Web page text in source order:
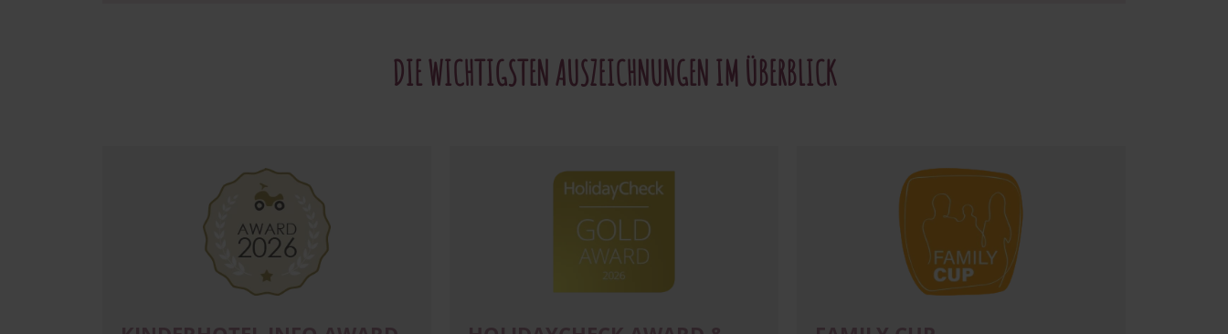
DIE WICHTIGSTEN AUSZEICHNUNGEN IM ÜBERBLICK